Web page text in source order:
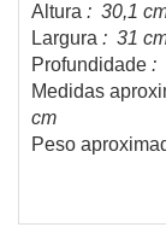
Altura : 30,1
Largura : 31
Profundidade :
Medidas
cm
Peso